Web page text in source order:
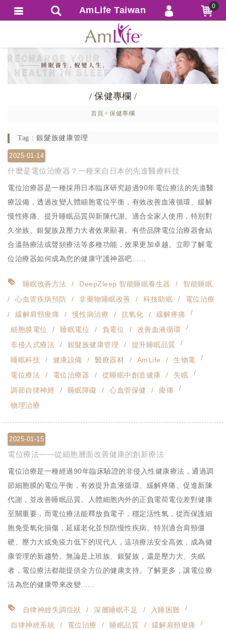
/ 保健專欄 /
首頁 保健專欄
Tag : 銀髮族健康管理
2025-01-14
什麼是電位治療器？一種來自日本的先進醫療科技
電位治療器是一種採用日本臨床研究超過90年電位療法的先進醫
療設備，透過改變人體細胞電位平衡，有效改善血液循環、緩解
慢性疼痛、提升睡眠品質與新陳代謝。適合全家人使用，特別對
久坐族、銀髮族及壓力大者效果顯著。有些品牌電位治療器會結
合溫熱療法或聲頻療法等多種功能，效果更加卓越。立即了解電
位治療器如何成為您的健康守護神器吧......
睡眠改善方法 DeepZleep 智能睡眠養生器
智能睡眠
心血管疾病預防
非藥物睡眠改善 科技助眠
電位治療
緩解肩頸痠痛
慢性病治療 抗氧化
緩解疼痛
細胞膜電位
睡眠電位 負電位
改善血液循環
非侵入式療法
銀髮族健康管理
提升睡眠品質
睡眠科技
健康設備 醫療器材 AmLife
生物電
電位療法
電位治療器 從睡眠中創造健康
失眠
調節自律神經
睡眠障礙 心血管保健
痠痛
物理治療
2025-01-15
電位療法——從細胞層面改善健康的創新療法
電位治療是一種經過90年臨床驗證的非侵入性健康療法，通過調
節細胞膜的電位平衡，有效提升血液循環、緩解疼痛、促進新陳
代謝，並改善睡眠品質。人體細胞內外的正負電荷電位差對健康
至關重要，而電位療法能釋放負電子，穩定活性氧，從而保護細
胞免受氧化損傷，延緩老化並預防慢性疾病。特別適合肩頸僵
硬、壓力大或免疫力低下的現代人，這項療法安全高效，成為健
康管理的新趨勢。無論是上班族、銀髮族，還是壓力大、失眠
者，電位療法都能提供全方位的健康支持。了解更多，讓電位療
法為您的健康帶來改變......
自律神經失調症狀 深層睡眠不足
入睡困難
自律神經系統
電位治療 睡眠品質
緩解肩頸痠痛
AmLife Taiwan 0
會員登入
會員註冊
忘記密碼
繁體中文